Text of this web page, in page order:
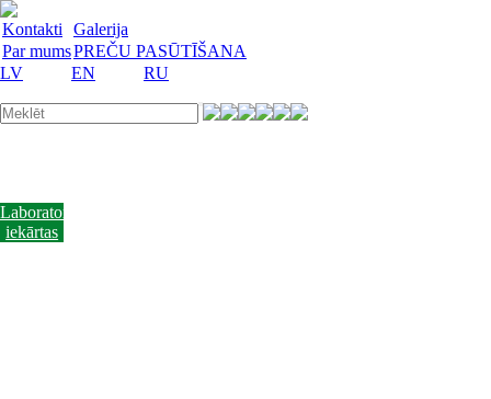
Kontakti
Galerija
Par mumsPREČU PASŪTĪŠANA
LV
EN RU
Laboratorijas
iekārtas